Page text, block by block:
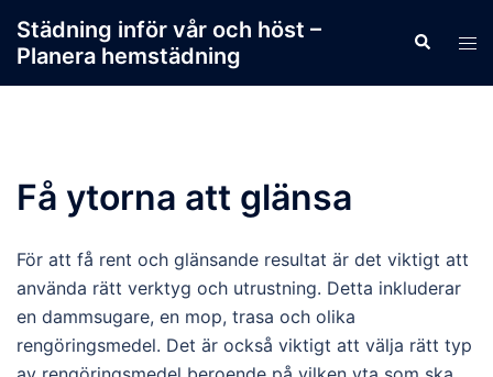
content
Städning inför vår och höst –
Planera hemstädning
Search
Få ytorna att glänsa
För att få rent och glänsande resultat är det viktigt att
använda rätt verktyg och utrustning. Detta inkluderar
en dammsugare, en mop, trasa och olika
rengöringsmedel. Det är också viktigt att välja rätt typ